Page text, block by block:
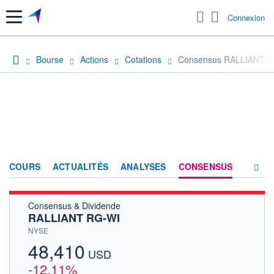
Menu Connexion
Bourse Actions Cotations Consensus RALLIANT
COURS ACTUALITÉS ANALYSES CONSENSUS
Consensus & Dividende
RALLIANT RG-WI
NYSE
48,410 USD
-12,11%